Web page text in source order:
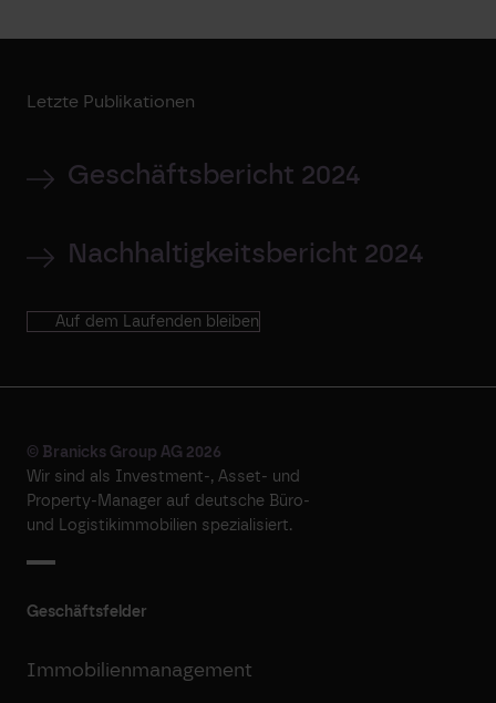
Letzte Publikationen
Geschäftsbericht 2024
Nachhaltigkeitsbericht 2024
Auf dem Laufenden bleiben
© Branicks Group AG 2026
Wir sind als ­Investment-, ­Asset- und
­Property-Manager auf deutsche ­Büro-
und Logistikimmobilien spezialisiert.
Geschäftsfelder
Immobilienmanagement